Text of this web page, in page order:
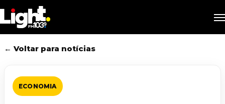
to
main
content
← Voltar para notícias
ECONOMIA